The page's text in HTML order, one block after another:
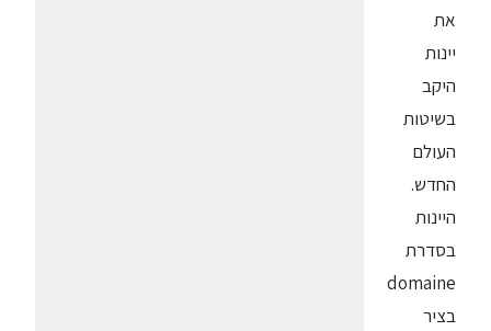
את
יינות
היקב
בשיטות
העולם
החדש.
היינות
בסדרת
domaine
בציר